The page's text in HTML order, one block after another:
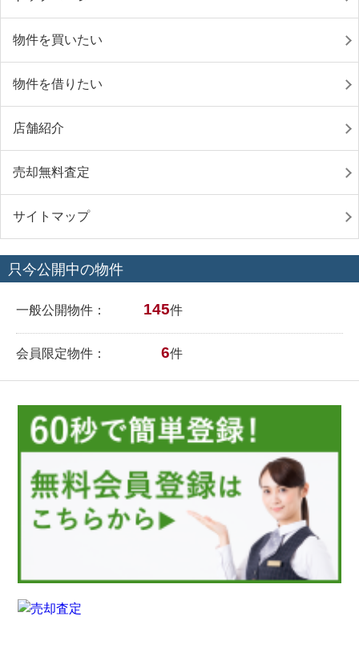
物件を買いたい
物件を借りたい
店舗紹介
売却無料査定
サイトマップ
只今公開中の物件
一般公開物件： 145件
会員限定物件： 6件